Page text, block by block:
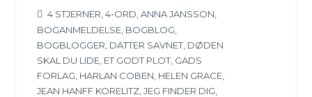
4 STJERNER ,4-ORD ,ANNA JANSSON
BOGANMELDELSE BOGBLOG
BOGBLOGGER DATTER SAVNET DØDEN
SKAL DU LIDE ET GODT PLOT GADS
FORLAG HARLAN COBEN HELEN GRACE
JEAN HANFF KORELITZ ,JEG FINDER DIG